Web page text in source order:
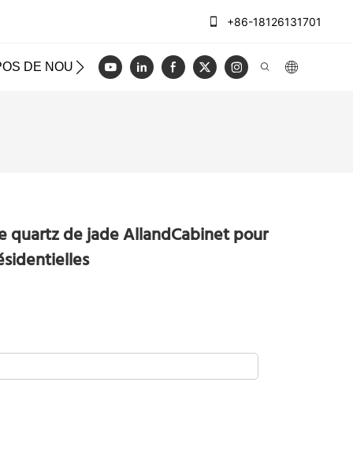
+86-18126131701
DE NOUS CAS BLOG VIDÉO NOUS
quartz de jade AllandCabinet pour